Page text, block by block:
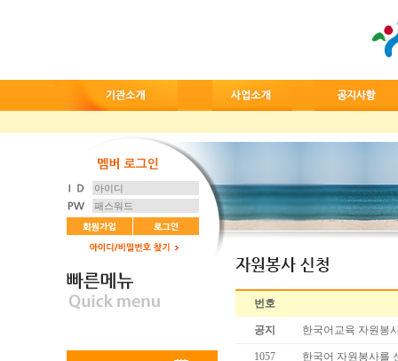
번호
공지 한국어교육 자원봉
1057 한국어 자원봉사를